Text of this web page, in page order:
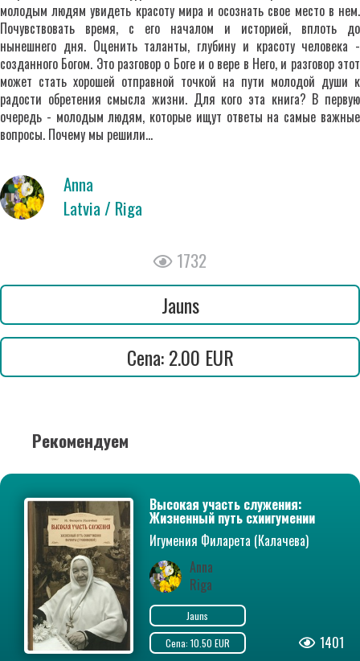
молодым людям увидеть красоту мира и осознать свое место в нем.
Почувствовать время, с его началом и историей, вплоть до
нынешнего дня. Оценить таланты, глубину и красоту человека -
созданного Богом. Это разговор о Боге и о вере в Него, и разговор этот
может стать хорошей отправной точкой на пути молодой души к
радости обретения смысла жизни. Для кого эта книга? В первую
очередь - молодым людям, которые ищут ответы на самые важные
вопросы. Почему мы решили…
Anna
Latvia / Riga
1732
Jauns
Cena: 2.00 EUR
Рекомендуем
Высокая участь служения:
Жизненный путь схиигумении
Варвары (Трофимовой)
Игумения Филарета (Калачева)
Anna
Riga
Jauns
Cena: 10.50 EUR
1401